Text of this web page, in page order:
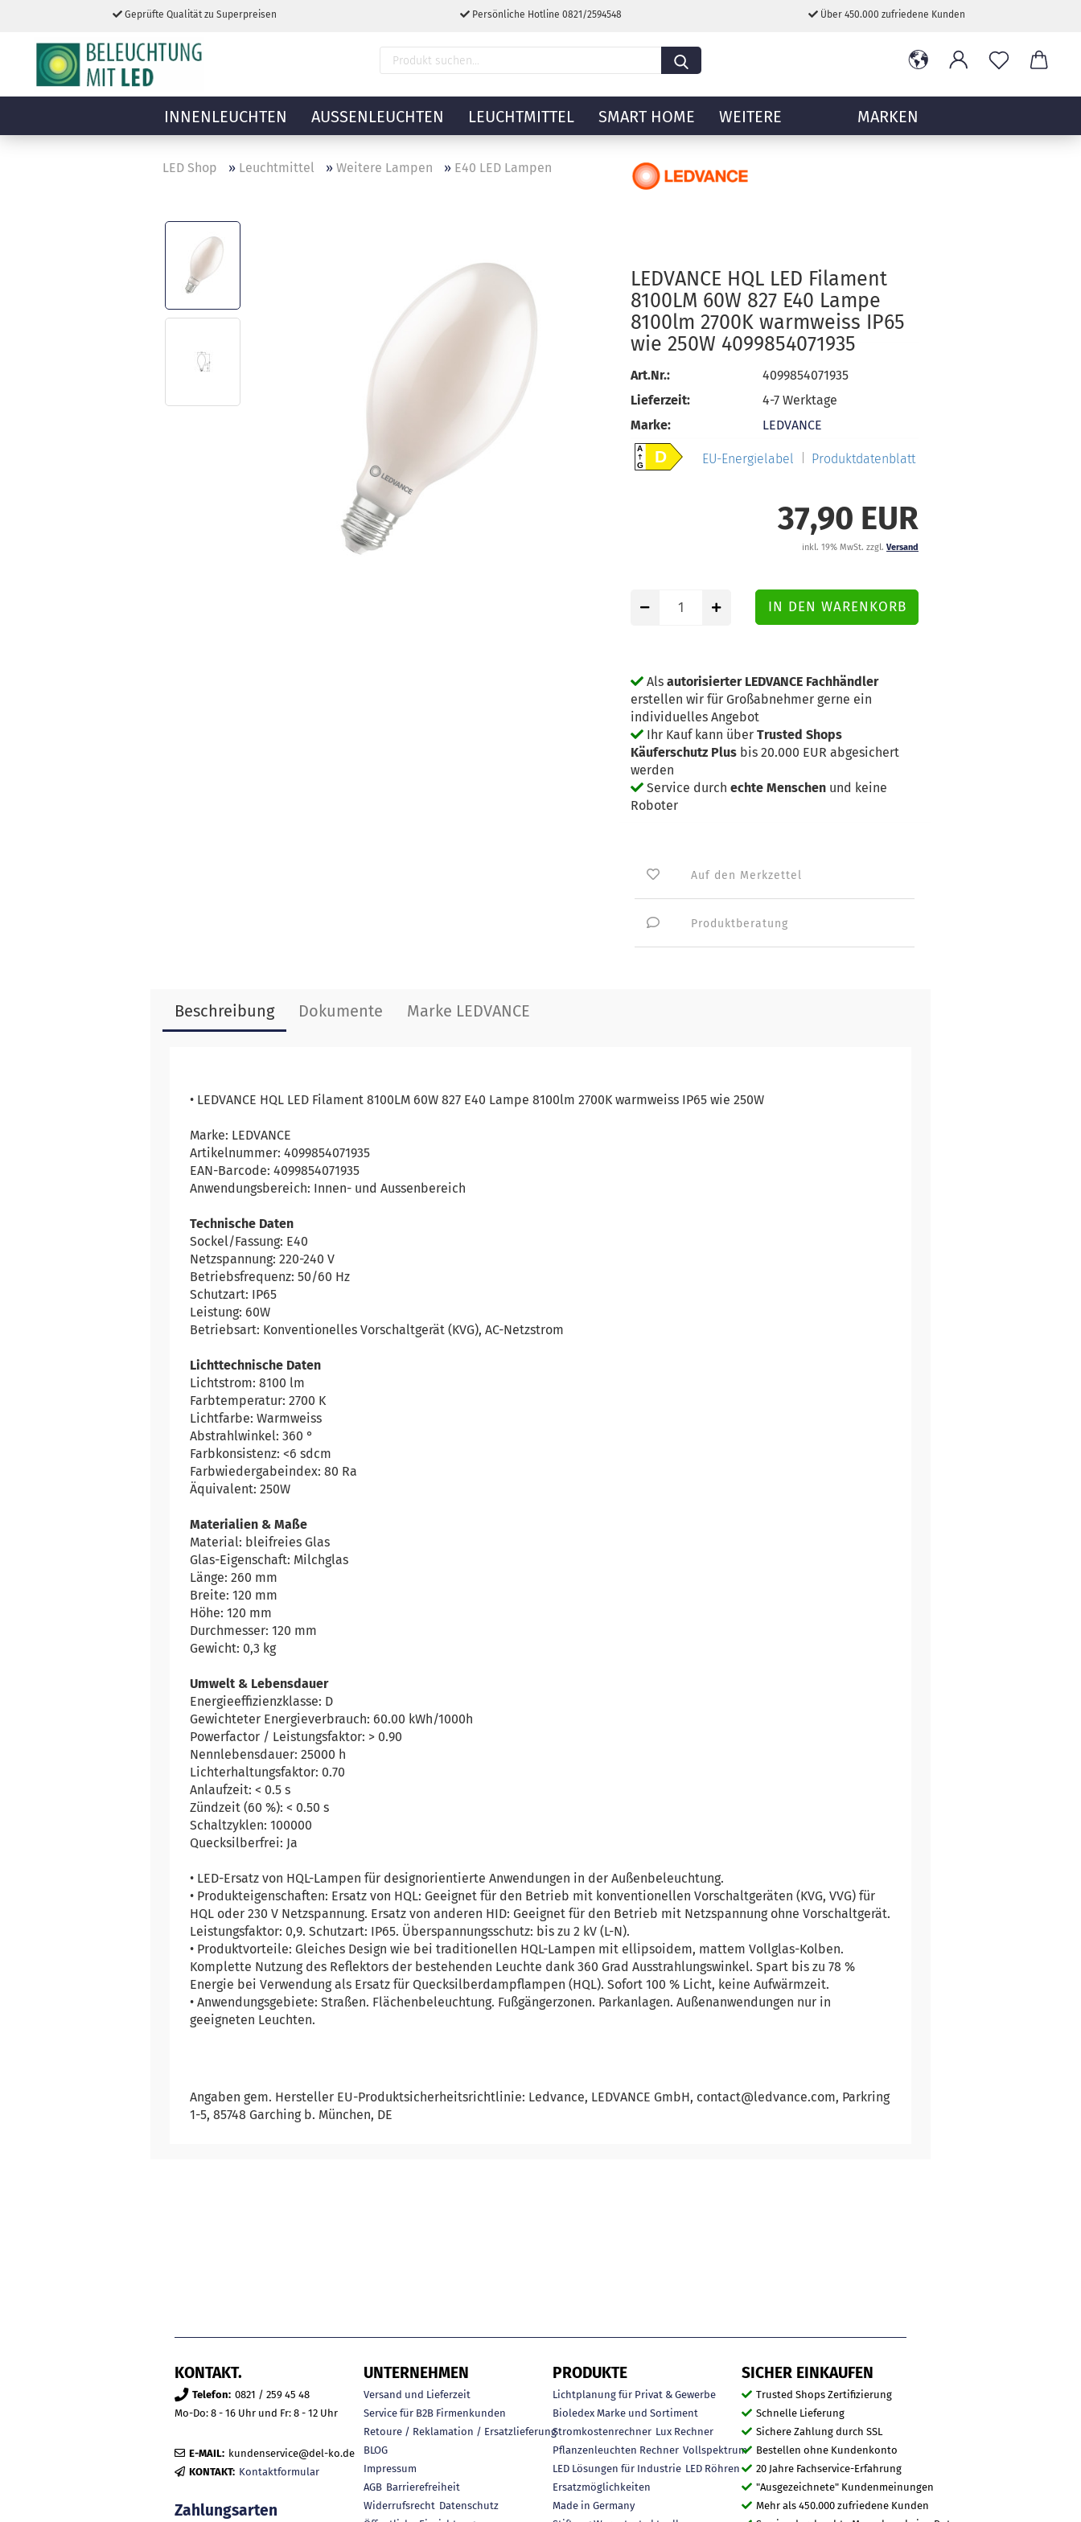
Geprüfte Qualität zu Superpreisen Persönliche Hotline 0821/2594548 Über 450.000 zufriedene Kunden
INNENLEUCHTEN AUSSENLEUCHTEN LEUCHTMITTEL SMART HOME MARKEN
WEITERE
LED Shop » Leuchtmittel » Weitere Lampen » E40 LED Lampen
LEDVANCE HQL LED Filament
8100LM 60W 827 E40 Lampe
8100lm 2700K warmweiss IP65
wie 250W 4099854071935
Art.Nr.:
4099854071935
Lieferzeit:
4-7 Werktage
Marke:
LEDVANCE
A
GD EU-Energielabel Produktdatenblatt
37,90 EUR
inkl. 19% MwSt. zzgl. Versand
Als autorisierter LEDVANCE Fachhändler
erstellen wir für Großabnehmer gerne ein
individuelles Angebot
Ihr Kauf kann über Trusted Shops
Käuferschutz Plus bis 20.000 EUR abgesichert
werden
Service durch echte Menschen und keine
Roboter
Auf den Merkzettel
Produktberatung
Beschreibung Dokumente Marke LEDVANCE
• LEDVANCE HQL LED Filament 8100LM 60W 827 E40 Lampe 8100lm 2700K warmweiss IP65 wie 250W
Marke: LEDVANCE
Artikelnummer: 4099854071935
EAN-Barcode: 4099854071935
Anwendungsbereich: Innen- und Aussenbereich
Technische Daten
Sockel/Fassung: E40
Netzspannung: 220-240 V
Betriebsfrequenz: 50/60 Hz
Schutzart: IP65
Leistung: 60W
Betriebsart: Konventionelles Vorschaltgerät (KVG), AC-Netzstrom
Lichttechnische Daten
Lichtstrom: 8100 lm
Farbtemperatur: 2700 K
Lichtfarbe: Warmweiss
Abstrahlwinkel: 360 °
Farbkonsistenz: <6 sdcm
Farbwiedergabeindex: 80 Ra
Äquivalent: 250W
Materialien & Maße
Material: bleifreies Glas
Glas-Eigenschaft: Milchglas
Länge: 260 mm
Breite: 120 mm
Höhe: 120 mm
Durchmesser: 120 mm
Gewicht: 0,3 kg
Umwelt & Lebensdauer
Energieeffizienzklasse: D
Gewichteter Energieverbrauch: 60.00 kWh/1000h
Powerfactor / Leistungsfaktor: > 0.90
Nennlebensdauer: 25000 h
Lichterhaltungsfaktor: 0.70
Anlaufzeit: < 0.5 s
Zündzeit (60 %): < 0.50 s
Schaltzyklen: 100000
Quecksilberfrei: Ja
• LED-Ersatz von HQL-Lampen für designorientierte Anwendungen in der Außenbeleuchtung.
• Produkteigenschaften: Ersatz von HQL: Geeignet für den Betrieb mit konventionellen Vorschaltgeräten (KVG, VVG) für
HQL oder 230 V Netzspannung. Ersatz von anderen HID: Geeignet für den Betrieb mit Netzspannung ohne Vorschaltgerät.
Leistungsfaktor: 0,9. Schutzart: IP65. Überspannungsschutz: bis zu 2 kV (L-N).
• Produktvorteile: Gleiches Design wie bei traditionellen HQL-Lampen mit ellipsoidem, mattem Vollglas-Kolben.
Komplette Nutzung des Reflektors der bestehenden Leuchte dank 360 Grad Ausstrahlungswinkel. Spart bis zu 78 %
Energie bei Verwendung als Ersatz für Quecksilberdampflampen (HQL). Sofort 100 % Licht, keine Aufwärmzeit.
• Anwendungsgebiete: Straßen. Flächenbeleuchtung. Fußgängerzonen. Parkanlagen. Außenanwendungen nur in
geeigneten Leuchten.
Angaben gem. Hersteller EU-Produktsicherheitsrichtlinie: Ledvance, LEDVANCE GmbH, contact@ledvance.com, Parkring
1-5, 85748 Garching b. München, DE
KONTAKT.
Telefon: 0821 / 259 45 48
Mo-Do: 8 - 16 Uhr und Fr: 8 - 12 Uhr
E-MAIL: kundenservice@del-ko.de
KONTAKT: Kontaktformular
Zahlungsarten
UNTERNEHMEN
Versand und Lieferzeit
Service für B2B Firmenkunden
Retoure / Reklamation / Ersatzlieferung
BLOG
Impressum
AGB Barrierefreiheit
Widerrufsrecht Datenschutz
PRODUKTE
Lichtplanung für Privat & Gewerbe
Bioledex Marke und Sortiment
Stromkostenrechner Lux Rechner
Pflanzenleuchten Rechner Vollspektrum
LED Lösungen für Industrie LED Röhren
Ersatzmöglichkeiten
Made in Germany
SICHER EINKAUFEN
Trusted Shops Zertifizierung
Schnelle Lieferung
Sichere Zahlung durch SSL
Bestellen ohne Kundenkonto
20 Jahre Fachservice-Erfahrung
"Ausgezeichnete" Kundenmeinungen
Mehr als 450.000 zufriedene Kunden